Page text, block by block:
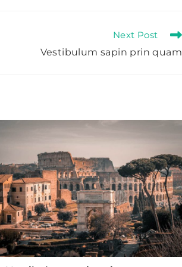
Next Post
Vestibulum sapin prin quam